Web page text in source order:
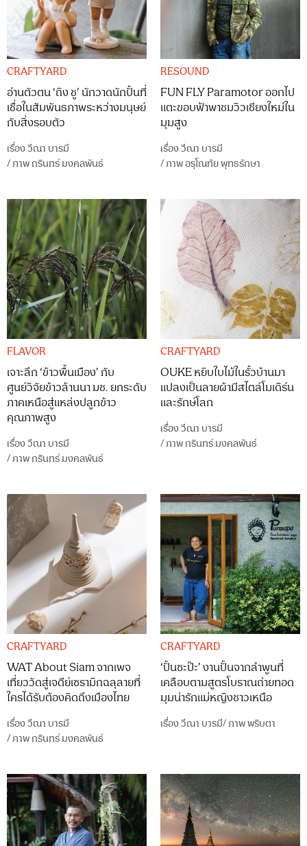
CRAFTYARD
อ่านตัวตน ‘ถิง ชู’ นักวาดนักปั้นที่
เชื่อในสัมพันธภาพระหว่างมนุษย์
กับสิ่งรอบตัว
เรื่องวีณา บารมี
/ภาพกรินทร์ มงคลพันธ์
RESOUND
FUN FLY Paramotor ออกไป
แตะขอบฟ้าพาชมวิวเชียงใหม่ใน
มุมสูง
เรื่องวีณา บารมี
/ภาพอรุโณทัย พุทธรักษา
FLAVOR
เจาะลึก ‘ข้าวพื้นเมือง’ กับ
ศูนย์วิจัยข้าวล้านนา มช. ยกระดับ
ภาคเหนือสู่แหล่งปลูกข้าว
คุณภาพสูง
เรื่องวีณา บารมี
/ภาพกรินทร์ มงคลพันธ์
CRAFTYARD
OUKE หยิบใบไม้ในรั้วบ้านมา
แปลงเป็นลายผ้ามีสไตล์โมเดิร์น
และรักษ์โลก
เรื่องวีณา บารมี
/ภาพกรินทร์ มงคลพันธ์
CRAFTYARD
WAT About Siam จากเพจ
เที่ยววัดสู่เจดีย์เซรามิกฉลุลายที่
ใครได้รับต้องคิดถึงเมืองไทย
เรื่องวีณา บารมี
/ภาพกรินทร์ มงคลพันธ์
CRAFTYARD
‘ปั้นซะป๊ะ’ งานปั้นจากลำพูนที่
เคลือบตามสูตรโบราณถ่ายทอด
มุมน่ารักแม่หญิงชาวเหนือ
เรื่องวีณา บารมี/ภาพพริบตา